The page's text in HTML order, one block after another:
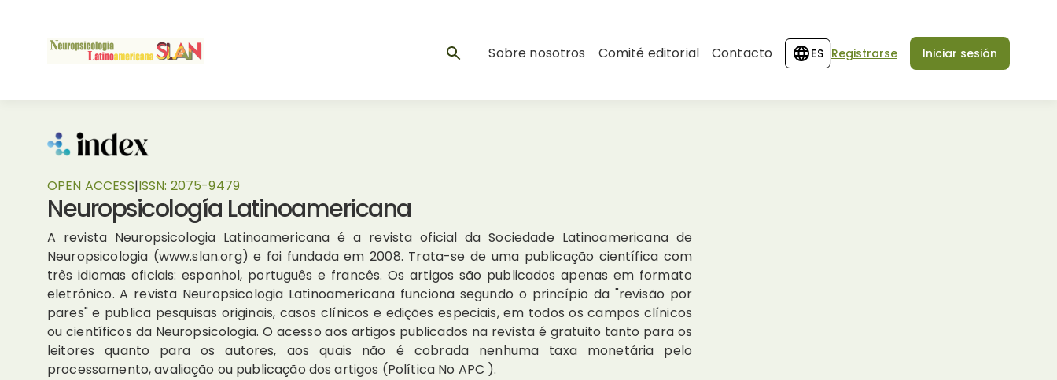
Sobre nosotros Comité editorial Contacto ES Registrarse Iniciar sesión
OPEN ACCESS|ISSN: 2075-9479
Neuropsicología Latinoamericana
A revista Neuropsicologia Latinoamericana é a revista oficial da Sociedade Latinoamericana de
Neuropsicologia (www.slan.org) e foi fundada em 2008. Trata-se de uma publicação científica com
três idiomas oficiais: espanhol, português e francês. Os artigos são publicados apenas em formato
eletrônico. A revista Neuropsicologia Latinoamericana funciona segundo o princípio da "revisão por
pares" e publica pesquisas originais, casos clínicos e edições especiais, em todos os campos clínicos
ou científicos da Neuropsicologia. O acesso aos artigos publicados na revista é gratuito tanto para os
leitores quanto para os autores, aos quais não é cobrada nenhuma taxa monetária pelo
processamento, avaliação ou publicação dos artigos (Política No APC ).